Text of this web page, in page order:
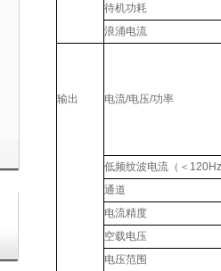
待机功耗
浪涌电流
输出 电流/电压/功率
低频纹波电流（＜
通道
电流精度
空载电压
电压范围